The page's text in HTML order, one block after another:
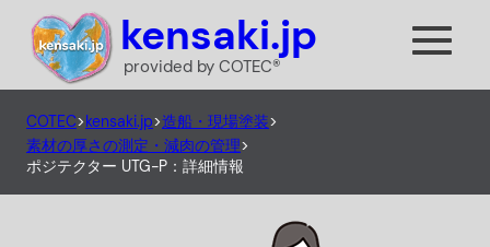
プ
kensaki.jp
provided by COTEC®
COTEC>kensaki.jp>造船・現場塗装>
素材の厚さの測定・減肉の管理>
ポジテクター UTG-P：詳細情報